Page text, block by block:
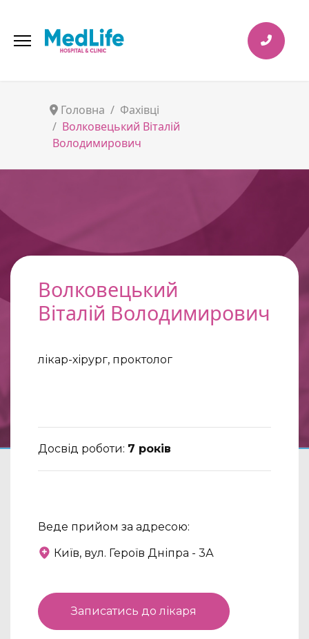
Головна
Фахівці
Волковецький Віталій
Володимирович
Волковецький
Віталій Володимирович
лікар-хірург, проктолог
Досвід роботи: 7 років
Веде прийом за адресою:
Київ, вул. Героїв Дніпра - 3А
Записатись до лікаря